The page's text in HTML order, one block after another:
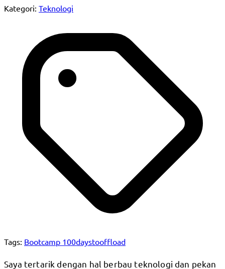
Kategori: Teknologi
Tags: Bootcamp 100daystooffload
Saya tertarik dengan hal berbau teknologi dan pekan